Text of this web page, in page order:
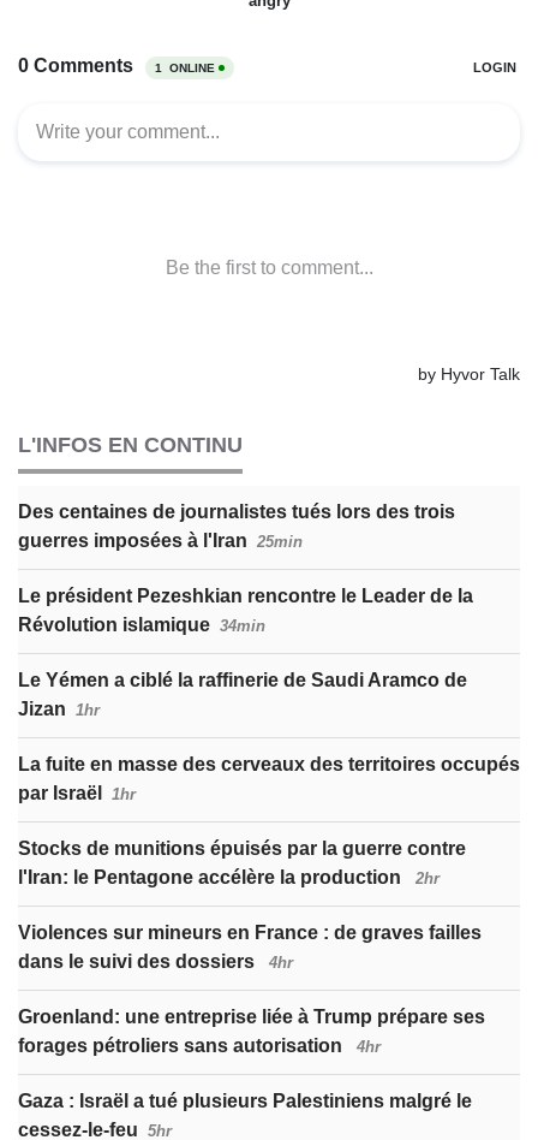
L'INFOS EN CONTINU
Des centaines de journalistes tués lors des trois
guerres imposées à l'Iran 25min
Le président Pezeshkian rencontre le Leader de la
Révolution islamique 34min
Le Yémen a ciblé la raffinerie de Saudi Aramco de
Jizan 1hr
La fuite en masse des cerveaux des territoires occupés
par Israël
1hr
Stocks de munitions épuisés par la guerre contre
l'Iran: le Pentagone accélère la production
2hr
Violences sur mineurs en France : de graves failles
dans le suivi des dossiers
4hr
Groenland: une entreprise liée à Trump prépare ses
forages pétroliers sans autorisation
4hr
Gaza : Israël a tué plusieurs Palestiniens malgré le
cessez-le-feu 5hr